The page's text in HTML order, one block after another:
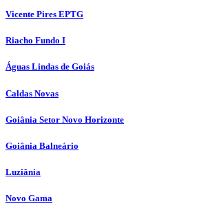
Vicente Pires EPTG
Riacho Fundo I
Águas Lindas de Goiás
Caldas Novas
Goiânia Setor Novo Horizonte
Goiânia Balneário
Luziânia
Novo Gama